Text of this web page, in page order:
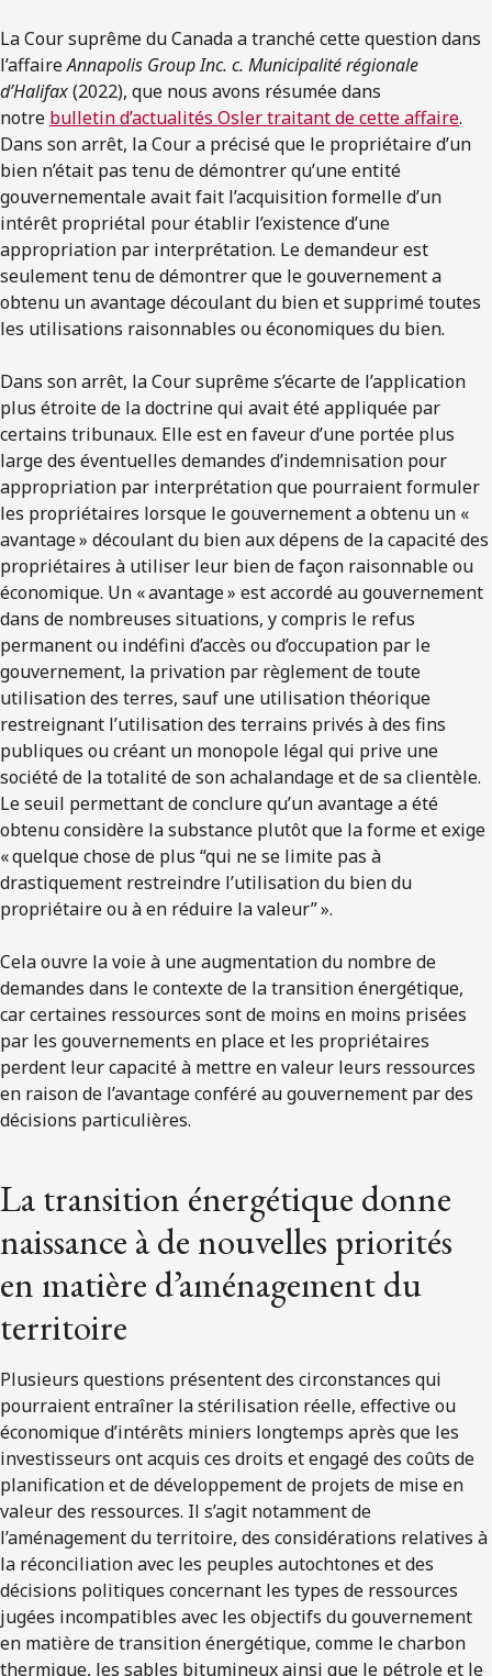
La Cour suprême du Canada a tranché cette question dans
l’affaireAnnapolis Group Inc. c. Municipalité régionale
d’Halifax(2022), que nous avons résumée dans
notre bulletin d’actualités Osler traitant de cette affaire.
Dans son arrêt, la Cour a précisé que le propriétaire d’un
bien n’était pas tenu de démontrer qu’une entité
gouvernementale avait fait l’acquisition formelle d’un
intérêt propriétal pour établir l’existence d’une
appropriation par interprétation. Le demandeur est
seulement tenu de démontrer que le gouvernement a
obtenu un avantage découlant du bien et supprimé toutes
les utilisations raisonnables ou économiques du bien.
Dans son arrêt, la Cour suprême s’écarte de l’application
plus étroite de la doctrine qui avait été appliquée par
certains tribunaux. Elle est en faveur d’une portée plus
large des éventuelles demandes d’indemnisation pour
appropriation par interprétation que pourraient formuler
les propriétaires lorsque le gouvernement a obtenu un «
avantage » découlant du bien aux dépens de la capacité des
propriétaires à utiliser leur bien de façon raisonnable ou
économique. Un « avantage » est accordé au gouvernement
dans de nombreuses situations, y compris le refus
permanent ou indéfini d’accès ou d’occupation par le
gouvernement, la privation par règlement de toute
utilisation des terres, sauf une utilisation théorique
restreignant l’utilisation des terrains privés à des fins
publiques ou créant un monopole légal qui prive une
société de la totalité de son achalandage et de sa clientèle.
Le seuil permettant de conclure qu’un avantage a été
obtenu considère la substance plutôt que la forme et exige
« quelque chose de plus “qui ne se limite pas à
drastiquement restreindre l’utilisation du bien du
propriétaire ou à en réduire la valeur” ».
Cela ouvre la voie à une augmentation du nombre de
demandes dans le contexte de la transition énergétique,
car certaines ressources sont de moins en moins prisées
par les gouvernements en place et les propriétaires
perdent leur capacité à mettre en valeur leurs ressources
en raison de l’avantage conféré au gouvernement par des
décisions particulières.
La transition énergétique donne
naissance à de nouvelles priorités
en matière d’aménagement du
territoire
Plusieurs questions présentent des circonstances qui
pourraient entraîner la stérilisation réelle, effective ou
économique d’intérêts miniers longtemps après que les
investisseurs ont acquis ces droits et engagé des coûts de
planification et de développement de projets de mise en
valeur des ressources. Il s’agit notamment de
l’aménagement du territoire, des considérations relatives à
la réconciliation avec les peuples autochtones et des
décisions politiques concernant les types de ressources
jugées incompatibles avec les objectifs du gouvernement
en matière de transition énergétique, comme le charbon
thermique, les sables bitumineux ainsi que le pétrole et le